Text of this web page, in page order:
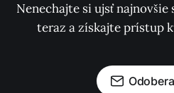
Nenechajte si ujsť
teraz a získajte prístup